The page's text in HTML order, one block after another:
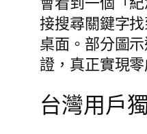
接搜尋關鍵字
桌面。部分圖
證，真正實現
台灣用戶